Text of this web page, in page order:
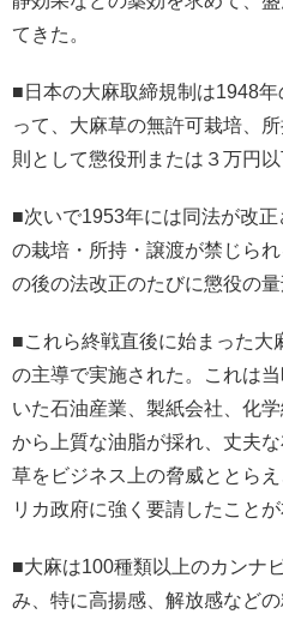
てきた。
■日本の大麻取締規制は1948
って、大麻草の無許可栽培、
則として懲役刑または３万円
■次いで1953年には同法が改
の栽培・所持・譲渡が禁じら
の後の法改正のたびに懲役の量
■これら終戦直後に始まった大
の主導で実施された。これは
いた石油産業、製紙会社、化
から上質な油脂が採れ、丈夫
草をビジネス上の脅威ととら
リカ政府に強く要請したこと
■大麻は100種類以上のカンナ
み、特に高揚感、解放感など